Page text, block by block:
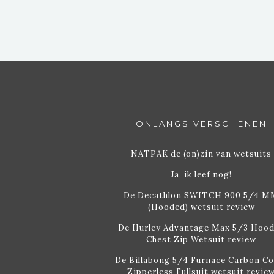
ONLANGS VERSCHENEN
NATPAK de (on)zin van wetsuits
Ja, ik leef nog!
De Decathlon SWITCH 900 5/4
(Hooded) wetsuit review
De Hurley Advantage Max 5/3
Chest Zip Wetsuit review
De Billabong 5/4 Furnace Carbon
Zipperless Fullsuit wetsuit